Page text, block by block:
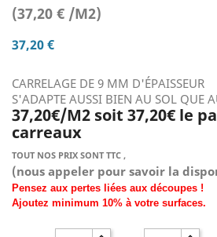
(37,20 € /M2)
37,20 €
CARRELAGE DE 9 MM D'ÉPAISSEUR
S'ADAPTE AUSSI BIEN AU SOL QUE
37,20€/M2 soit 37,20€ le
carreaux
TOUT NOS PRIX SONT TTC ,
(nous appeler pour savoir la
Pensez aux pertes liées aux découpes !
Ajoutez minimum 10% à votre surfaces.